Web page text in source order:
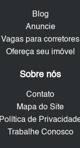
Blog
Anuncie
Vagas para corretores
Ofereça seu imóvel
Sobre nós
Contato
Mapa do Site
Política de
Trabalhe Conosco